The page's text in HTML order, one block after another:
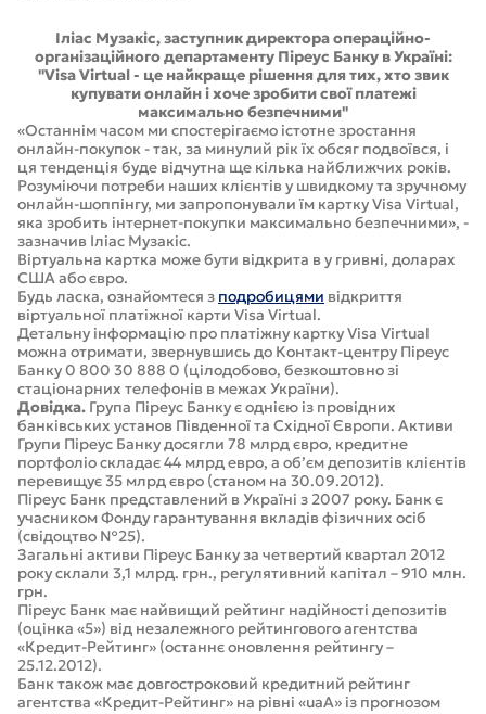
Іліас Музакіс, заступник директора операційно-
організаційного департаменту Піреус Банку в Україні:
"Visa Virtual - це найкраще рішення для тих, хто звик
купувати онлайн і хоче зробити свої платежі
максимально безпечними"
«Останнім часом ми спостерігаємо істотне зростання
онлайн-покупок - так, за минулий рік їх обсяг подвоївся, і
ця тенденція буде відчутна ще кілька найближчих років.
Розуміючи потреби наших клієнтів у швидкому та зручному
онлайн-шоппінгу, ми запропонували їм картку Visa Virtual,
яка зробить інтернет-покупки максимально безпечними», -
зазначив Іліас Музакіс.
Віртуальна картка може бути відкрита в у гривні, доларах
США або євро.
Будь ласка, ознайомтеся з подробицями відкриття
віртуальної платіжної карти Visa Virtual.
Детальну інформацію про платіжну картку Visa Virtual
можна отримати, звернувшись до Контакт-центру Піреус
Банку 0 800 30 888 0 (цілодобово, безкоштовно зі
стаціонарних телефонів в межах України).
Довідка. Група Піреус Банку є однією із провідних
банківських установ Південної та Східної Європи. Активи
Групи Піреус Банку досягли 78 млрд євро, кредитне
портфоліо складає 44 млрд евро, а об’єм депозитів клієнтів
перевищує 35 млрд євро (станом на 30.09.2012).
Піреус Банк представлений в Україні з 2007 року. Банк є
учасником Фонду гарантування вкладів фізичних осіб
(свідоцтво №25).
Загальні активи Піреус Банку за четвертий квартал 2012
року склали 3,1 млрд. грн., регулятивний капітал – 910 млн.
грн.
Піреус Банк має найвищий рейтинг надійності депозитів
(оцінка «5») від незалежного рейтингового агентства
«Кредит-Рейтинг» (останнє оновлення рейтингу –
25.12.2012).
Банк також має довгостроковий кредитний рейтинг
агентства «Кредит-Рейтинг» на рівні «uaA» із прогнозом